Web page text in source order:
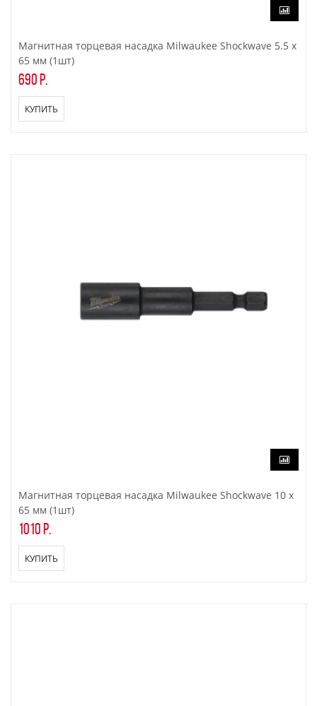
Магнитная торцевая насадка Milwaukee Shockwave 5.5 x
65 мм (1шт)
690 р.
КУПИТЬ
Магнитная торцевая насадка Milwaukee Shockwave 10 x
65 мм (1шт)
1010 р.
КУПИТЬ